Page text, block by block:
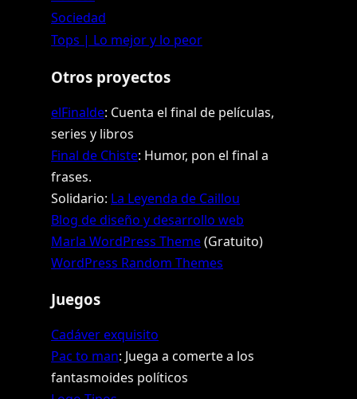
Sociedad
Tops | Lo mejor y lo peor
Otros proyectos
elFinalde: Cuenta el final de películas,
series y libros
Final de Chiste: Humor, pon el final a
frases.
Solidario: La Leyenda de Caillou
Blog de diseño y desarrollo web
Marla WordPress Theme(Gratuito)
WordPress Random Themes
Juegos
Cadáver exquisito
Pac to man: Juega a comerte a los
fantasmoides políticos